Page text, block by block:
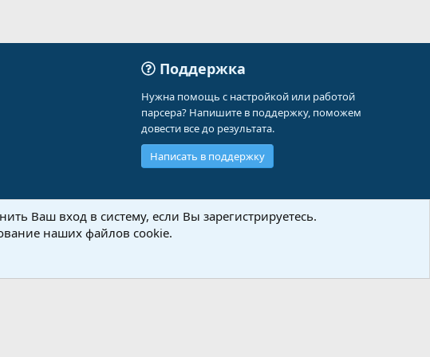
Поддержка
Нужна помощь с настройкой или работой
парсера? Напишите в поддержку, поможем
довести все до результата.
Написать в поддержку
и правила Политика конфиденциальности
Ваш вход в систему, если Вы зарегистрируетесь.
наших файлов cookie.